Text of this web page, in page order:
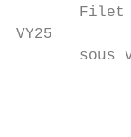
Filet
VY25
sous